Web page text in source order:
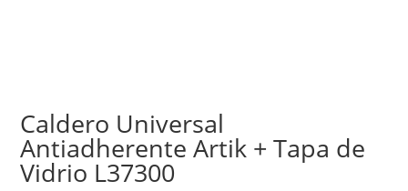
Caldero Universal
Antiadherente Artik + Tapa de
Vidrio L37300